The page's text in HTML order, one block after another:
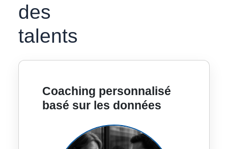
des
talents
Coaching personnalisé
basé sur les données